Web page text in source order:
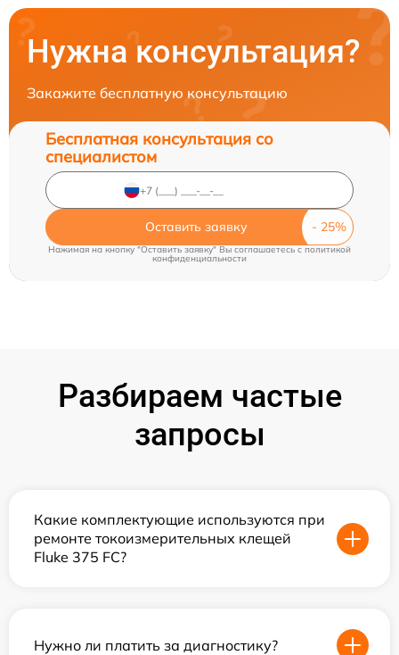
Нужна консультация?
Закажите бесплатную консультацию
Бесплатная консультация со
специалистом
Оставить заявку
Нажимая на кнопку "Оставить заявку" Вы соглашаетесь cполитикой
конфиденциальности
Разбираем частые
запросы
Какие комплектующие используются при
ремонте токоизмерительных клещей
Fluke 375 FC?
Нужно ли платить за диагностику?